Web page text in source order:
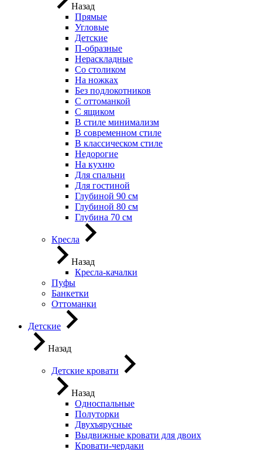
Назад
Прямые
Угловые
Детские
П-образные
Нераскладные
Со столиком
На ножках
Без подлокотников
С оттоманкой
С ящиком
В стиле минимализм
В современном стиле
В классическом стиле
Недорогие
На кухню
Для спальни
Для гостиной
Глубиной 90 см
Глубиной 80 см
Глубина 70 см
Кресла
Назад
Кресла-качалки
Пуфы
Банкетки
Оттоманки
Детские
Назад
Детские кровати
Назад
Односпальные
Полуторки
Двухъярусные
Выдвижные кровати для двоих
Кровати-чердаки